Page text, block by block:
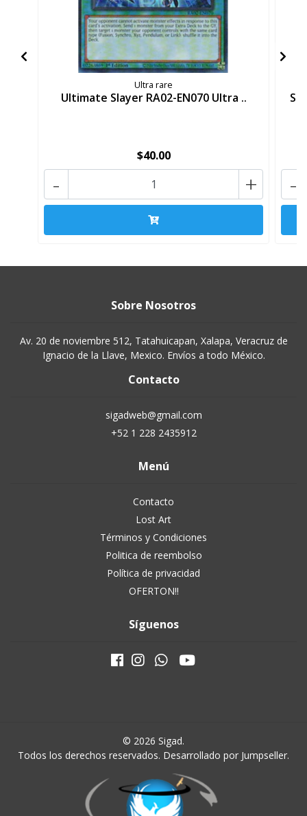
Ultra rare
Ultimate Slayer RA02-EN070 Ultra ..
$40.00
+
- -
Sobre Nosotros
Av. 20 de noviembre 512, Tatahuicapan, Xalapa, Veracruz de
Ignacio de la Llave, Mexico. Envíos a todo México.
Contacto
sigadweb@gmail.com
+52 1 228 2435912
Menú
Contacto
Lost Art
Términos y Condiciones
Politica de reembolso
Política de privacidad
OFERTON!!
Síguenos
© 2026 Sigad.
Todos los derechos reservados. Desarrollado por Jumpseller.